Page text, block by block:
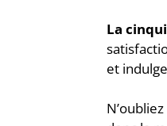
La
et